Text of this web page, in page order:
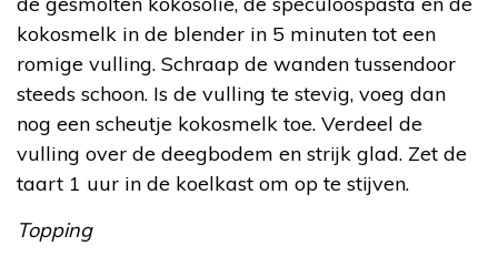
kokosmelk in de blender in 5 minuten tot een
romige vulling. Schraap de wanden tussendoor
steeds schoon. Is de vulling te stevig, voeg dan
nog een scheutje kokosmelk toe. Verdeel de
vulling over de deegbodem en strijk glad. Zet de
taart 1 uur in de koelkast om op te stijven.
Topping